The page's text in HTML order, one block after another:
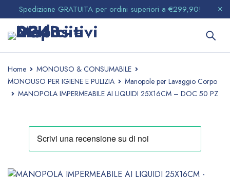
Spedizione GRATUITA per ordini superiori a €299,90!
Home
MONOUSO & CONSUMABILE
MONOUSO PER IGIENE E PULIZIA
Manopole per Lavaggio Corpo
MANOPOLA IMPERMEABILE AI LIQUIDI 25X16CM – DOC 50 PZ